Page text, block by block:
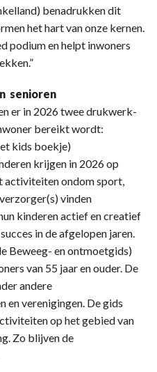
benadrukken dit
het hart van onze kernen.
podium en helpt inwoners
senioren
er in 2026 twee drukwerk-
bereikt wordt:
kids boekje)
krijgen in 2026 op
activiteiten ondom sport,
vinden
kinderen actief en creatief
in de afgelopen jaren.
Beweeg- en ontmoetgids)
van 55 jaar en ouder. De
andere
en verenigingen. De gids
op het gebied van
Zo blijven de